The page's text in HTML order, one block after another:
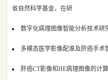
省自然科学基金，在研
数字化病理图像智能分析技术研
多模态医学影像配准及肝癌手
肝癌CT影像和HE病理图像的计